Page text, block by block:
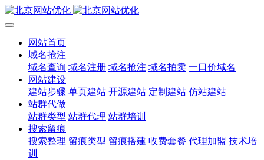
网站首页
域名抢注
域名查询 域名注册 域名抢注 域名拍卖 一口价域名
网站建设
建站步骤 单页建站 开源建站 定制建站 仿站建站
站群代做
站群类型 站群代理 站群培训
搜索留痕
搜索整理 留痕类型 留痕搭建 收费套餐 代理加盟 技术培
训